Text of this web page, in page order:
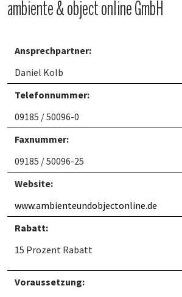
ambiente & object online GmbH
Ansprechpartner:
Daniel Kolb
Telefonnummer:
09185 / 50096-0
Faxnummer:
09185 / 50096-25
Website:
www.ambienteundobjectonline.de
Rabatt:
15 Prozent Rabatt
Voraussetzung: